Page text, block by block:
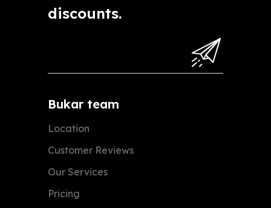
discounts.
Bukar team
Location
Customer Reviews
Our Services
Pricing